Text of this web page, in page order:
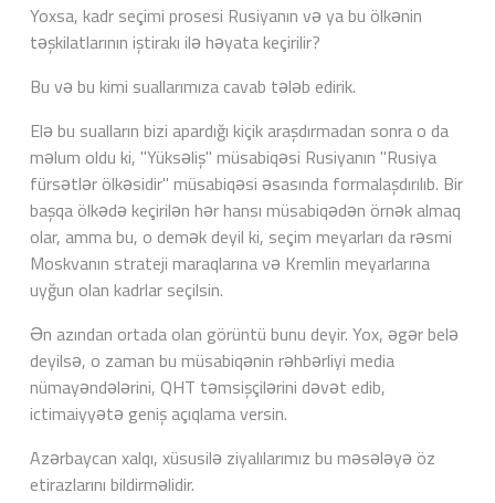
Yoxsa, kadr seçimi prosesi Rusiyanın və ya bu ölkənin
təşkilatlarının iştirakı ilə həyata keçirilir?
Bu və bu kimi suallarımıza cavab tələb edirik.
Elə bu sualların bizi apardığı kiçik araşdırmadan sonra o da
məlum oldu ki, "Yüksəliş" müsabiqəsi Rusiyanın "Rusiya
fürsətlər ölkəsidir" müsabiqəsi əsasında formalaşdırılıb. Bir
başqa ölkədə keçirilən hər hansı müsabiqədən örnək almaq
olar, amma bu, o demək deyil ki, seçim meyarları da rəsmi
Moskvanın strateji maraqlarına və Kremlin meyarlarına
uyğun olan kadrlar seçilsin.
Ən azından ortada olan görüntü bunu deyir. Yox, əgər belə
deyilsə, o zaman bu müsabiqənin rəhbərliyi media
nümayəndələrini, QHT təmsişçilərini dəvət edib,
ictimaiyyətə geniş açıqlama versin.
Azərbaycan xalqı, xüsusilə ziyalılarımız bu məsələyə öz
etirazlarını bildirməlidir.